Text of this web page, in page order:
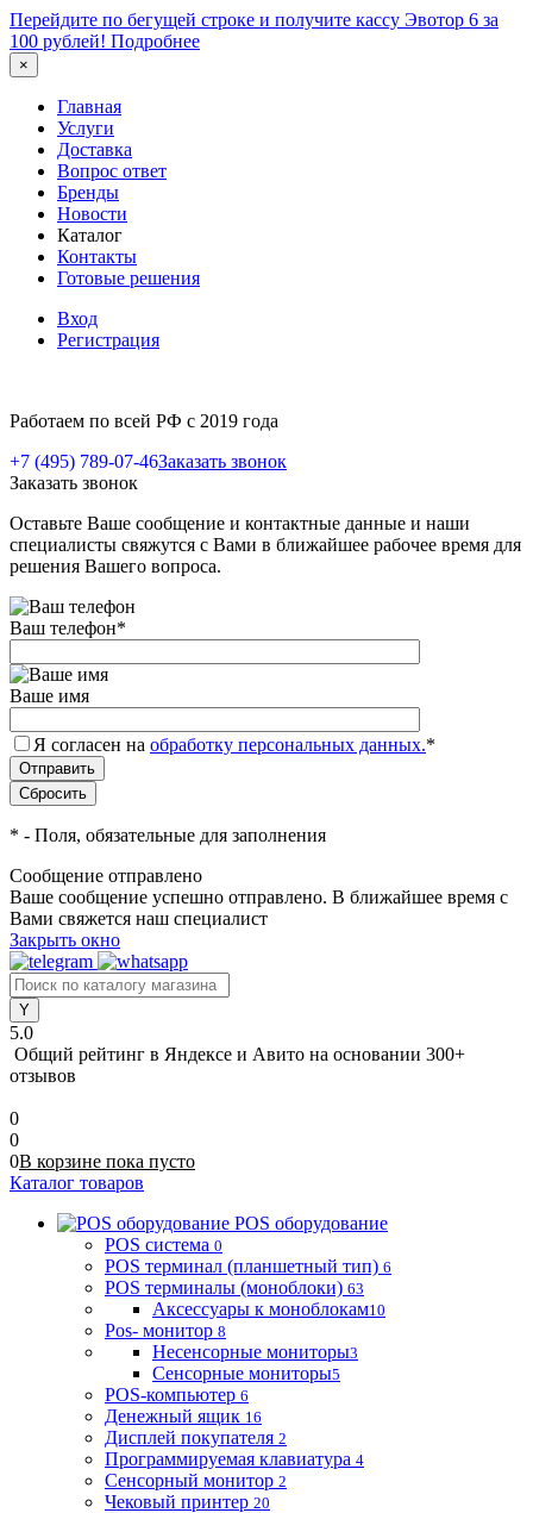
Перейдите по бегущей строке и получите кассу Эвотор 6 за
100 рублей! Подробнее
×
Главная
Услуги
Доставка
Вопрос ответ
Бренды
Новости
Каталог
Контакты
Готовые решения
Вход
Регистрация
Работаем по всей РФ с 2019 года
+7 (495) 789-07-46Заказать звонок
Заказать звонок
Оставьте Ваше сообщение и контактные данные и наши
специалисты свяжутся с Вами в ближайшее рабочее время для
решения Вашего вопроса.
Ваш телефон*
Ваше имя
Я согласен на обработку персональных данных.*
* - Поля, обязательные для заполнения
Сообщение отправлено
Ваше сообщение успешно отправлено. В ближайшее время с
Вами свяжется наш специалист
Закрыть окно
5.0
Общий рейтинг в Яндексе и Авито на основании 300+
отзывов
0
0
0В корзине пока пусто
Каталог товаров
POS оборудование
POS система 0
POS терминал (планшетный тип) 6
POS терминалы (моноблоки) 63
Аксессуары к моноблокам10
Pos- монитор 8
Несенсорные мониторы3
Сенсорные мониторы5
POS-компьютер 6
Денежный ящик 16
Дисплей покупателя 2
Программируемая клавиатура 4
Сенсорный монитор 2
Чековый принтер 20